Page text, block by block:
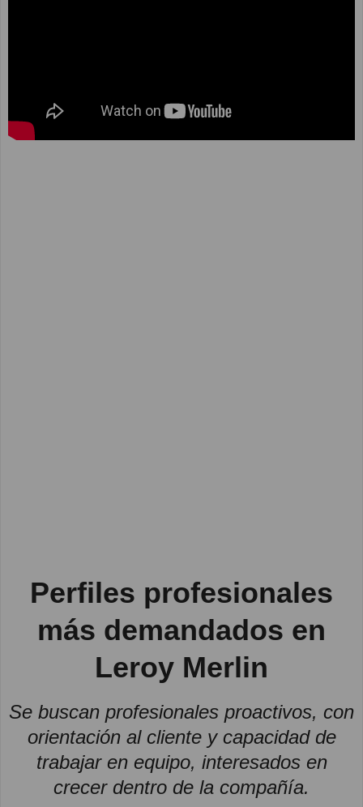
Perfiles profesionales
más demandados en
Leroy Merlin
Se buscan profesionales proactivos, con
orientación al cliente y capacidad de
trabajar en equipo, interesados en
crecer dentro de la compañía.